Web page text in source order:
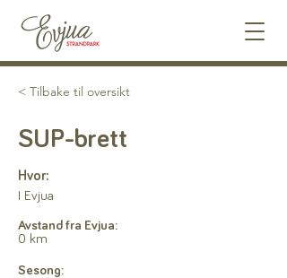
< Tilbake til oversikt
SUP-brett
Hvor:
I Evjua
Avstand fra Evjua:
0 km
Sesong: